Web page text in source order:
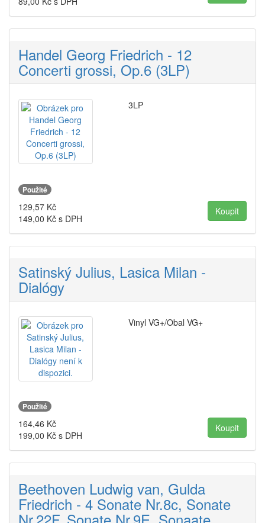
Handel Georg Friedrich - 12
Concerti grossi, Op.6 (3LP)
3LP
Použité
129,57 Kč
149,00 Kč s DPH
Satinský Julius, Lasica Milan -
Dialógy
Vinyl VG+/Obal VG+
Použité
164,46 Kč
199,00 Kč s DPH
Beethoven Ludwig van, Gulda
Friedrich - 4 Sonate Nr.8c, Sonate